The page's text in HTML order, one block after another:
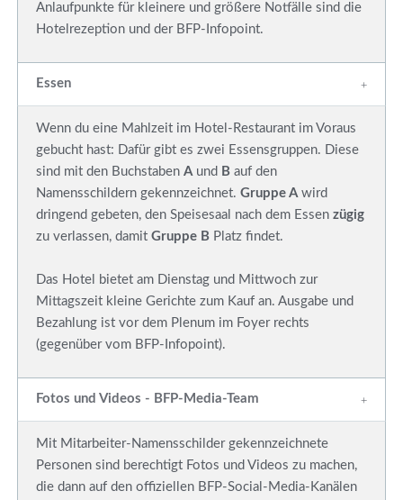
Anlaufpunkte für kleinere und größere Notfälle sind die
Hotelrezeption und der BFP-Infopoint.
Essen
Wenn du eine Mahlzeit im Hotel-Restaurant im Voraus
gebucht hast: Dafür gibt es zwei Essensgruppen. Diese
sind mit den Buchstaben Aund Bauf den
Namensschildern gekennzeichnet. Gruppe Awird
dringend gebeten, den Speisesaal nach dem Essen zügig
zu verlassen, damit Gruppe BPlatz findet.
Das Hotel bietet am Dienstag und Mittwoch zur
Mittagszeit kleine Gerichte zum Kauf an. Ausgabe und
Bezahlung ist vor dem Plenum im Foyer rechts
(gegenüber vom BFP-Infopoint).
Fotos und Videos - BFP-Media-Team
Mit Mitarbeiter-Namensschilder gekennzeichnete
Personen sind berechtigt Fotos und Videos zu machen,
die dann auf den offiziellen BFP-Social-Media-Kanälen